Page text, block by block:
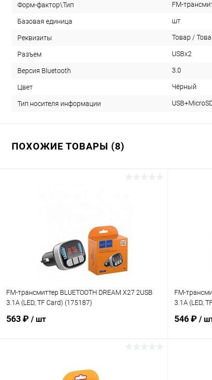
Форм-фактор\Тип FM-
Базовая единица шт
Реквизиты Товар /
Разъем USBx2
Версия Bluetooth 3.0
Цвет Чёрный
Тип носителя информации
ПОХОЖИЕ ТОВАРЫ (8)
FM-трансмиттер BLUETOOTH DREAM X27 2USB
3.1A (LED, TF Card) (175187)
563 ₽ / шт
FM-
3.1A (LED,
546 ₽ /